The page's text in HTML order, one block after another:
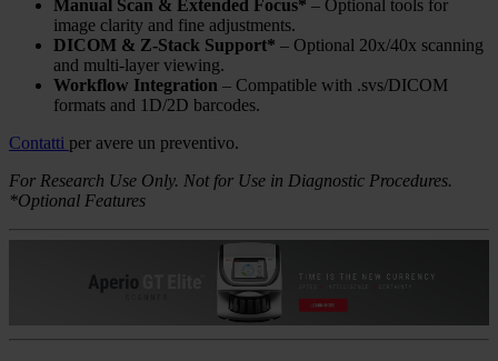
Manual Scan & Extended Focus* – Optional tools for
image clarity and fine adjustments.
DICOM & Z-Stack Support* – Optional 20x/40x scanning
and multi-layer viewing.
Workflow Integration – Compatible with .svs/DICOM
formats and 1D/2D barcodes.
Contatti per avere un preventivo.
For Research Use Only. Not for Use in Diagnostic Procedures.
*Optional Features